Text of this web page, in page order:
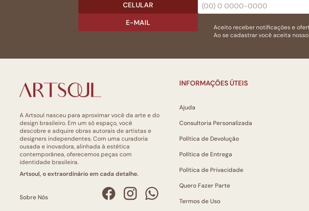
CELULAR
E-MAIL
Aceito receber notificações e
Ao se cadastrar você aceita
A Artsoul nasceu para aproximar você da arte e do
design brasileiro. Em um só espaço, você
descobre e adquire obras autorais de artistas e
designers independentes. Com uma curadoria
ousada e inovadora, alinhada à estética
contemporânea, oferecemos peças com
identidade brasileira.
Artsoul, o extraordinário em cada detalhe.
Sobre Nós
INFORMAÇÕES ÚTEIS
Ajuda
Consultoria Personalizada
Política de Devolução
Política de Entrega
Política de Privacidade
Quero Fazer Parte
Termos de Uso